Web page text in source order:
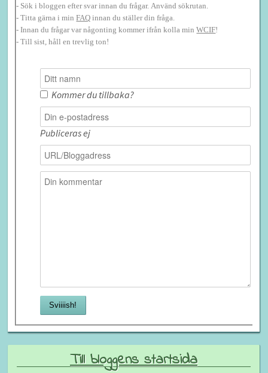
- Sök i bloggen efter svar innan du frågar. Använd sökrutan.
- Titta gärna i minFAQ innan du ställer din fråga.
- Innan du frågar var någonting kommer ifrån kolla minWCIF!
- Till sist, håll en trevlig ton!
Kommer du tillbaka?
Publiceras ej
Till bloggens startsida